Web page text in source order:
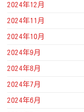
2024年12月
2024年11月
2024年10月
2024年9月
2024年8月
2024年7月
2024年6月